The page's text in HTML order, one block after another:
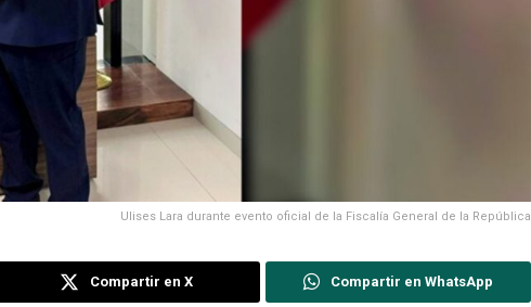
Ulises Lara durante evento oficial de la Fiscalía General de la República
Compartir en X Compartir en WhatsApp